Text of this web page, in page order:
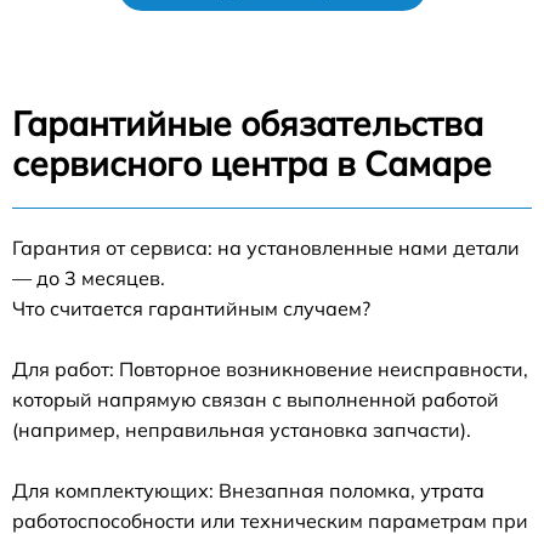
Гарантийные обязательства
сервисного центра в Самаре
Гарантия от сервиса: на установленные нами детали
— до 3 месяцев.
Что считается гарантийным случаем?
Для работ: Повторное возникновение неисправности,
который напрямую связан с выполненной работой
(например, неправильная установка запчасти).
Для комплектующих: Внезапная поломка, утрата
работоспособности или техническим параметрам при